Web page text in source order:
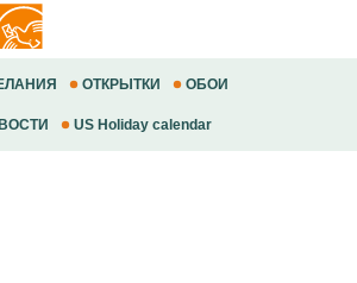
ОТКРЫТКИ ОБОИ
US Holiday calendar